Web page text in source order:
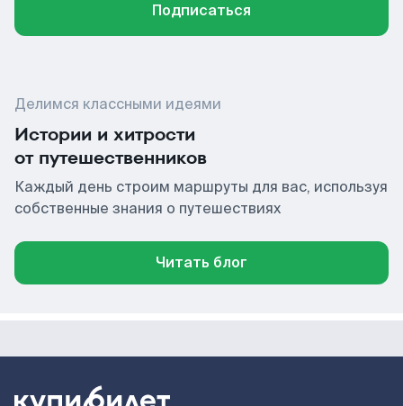
Подписаться
Делимся классными идеями
Истории и хитрости
от путешественников
Каждый день строим маршруты для вас, используя
собственные знания о путешествиях
Читать блог